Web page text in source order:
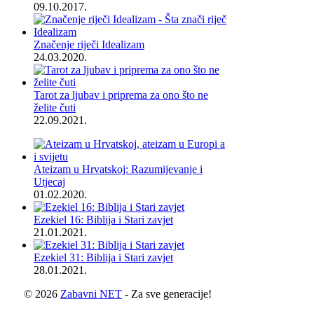
09.10.2017.
Značenje riječi Idealizam
24.03.2020.
Tarot za ljubav i priprema za ono što ne
želite čuti
22.09.2021.
Ateizam u Hrvatskoj: Razumijevanje i
Utjecaj
01.02.2020.
Ezekiel 16: Biblija i Stari zavjet
21.01.2021.
Ezekiel 31: Biblija i Stari zavjet
28.01.2021.
© 2026 Zabavni NET - Za sve generacije!